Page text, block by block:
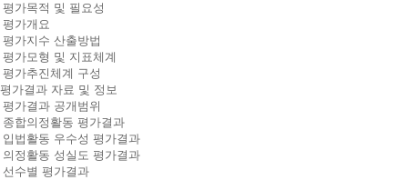
평가목적 및 필요성
평가개요
평가지수 산출방법
평가모형 및 지표체계
평가추진체계 구성
평가결과 자료 및 정보
평가결과 공개범위
종합의정활동 평가결과
입법활동 우수성 평가결과
의정활동 성실도 평가결과
선수별 평가결과